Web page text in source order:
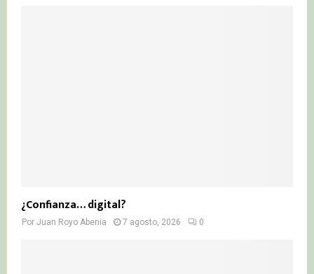
¿Confianza… digital?
Por Juan Royo Abenia 7 agosto, 2026 0